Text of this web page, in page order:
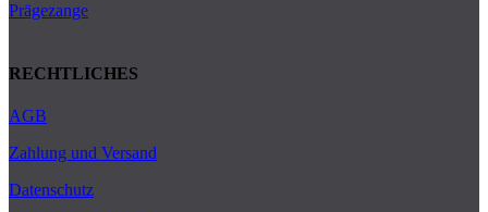
Prägezange
RECHTLICHES
AGB
Zahlung und Versand
Datenschutz